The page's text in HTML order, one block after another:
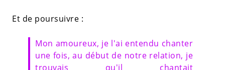
Et de poursuivre :
Mon amoureux, je l'ai entendu chanter
une fois, au début de notre relation, je
trouvais qu'il chantait